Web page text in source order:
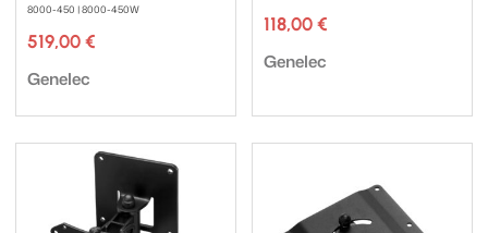
8000-450 | 8000-450W
519,00 €
Tuotemerkki:
Genelec
118,00 €
Tuotemerkki:
Genelec